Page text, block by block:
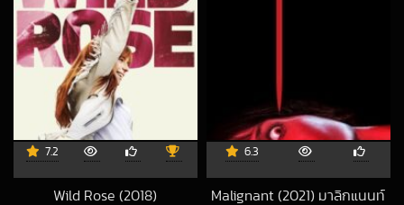
7.2
Wild Rose (2018)
6.3
Malignant (2021) มาลิกแนนท์